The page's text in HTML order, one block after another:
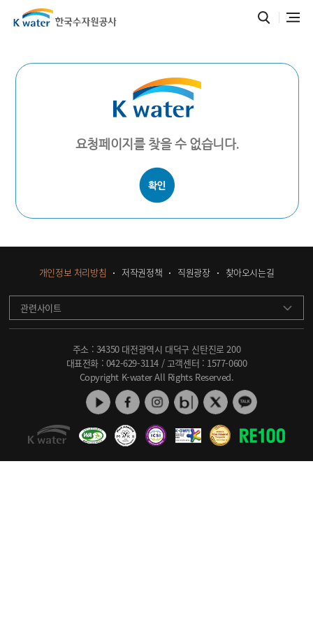
요청페이지를 찾을 수 없습니다.
개인정보 처리방침 저작권정책 직원광장 찾아오시는길
관련사이트
주소 : 34350 대전광역시 대덕구 신탄진로 200
대표전화 : 042-629-3114 / 고객센터 : 1577-0600
Copyright K-water All Rights Reserved.